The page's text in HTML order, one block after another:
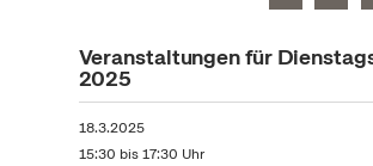
Veranstaltungen für
2025
18.3.2025
15:30 bis 17:30 Uhr